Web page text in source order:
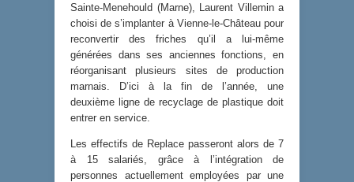
Sainte-Menehould (Marne), Laurent Villemin a
choisi de s’implanter à Vienne-le-Château pour
reconvertir des friches qu’il a lui-même
générées dans ses anciennes fonctions, en
réorganisant plusieurs sites de production
marnais. D’ici à la fin de l’année, une
deuxième ligne de recyclage de plastique doit
entrer en service.
Les effectifs de Replace passeront alors de 7
à 15 salariés, grâce à l’intégration de
personnes actuellement employées par une